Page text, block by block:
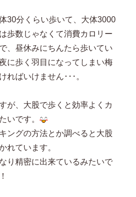
30分くらい歩いて、大体3000
歩数じゃなくて消費カロリー
、昼休みにちんたら歩いてい
に歩く羽目になってしまい梅
ればいけません･･･。
が、大股で歩くと効率よくカ
いです。
ングの方法とか調べると大股
れています。
り精密に出来ているみたいで